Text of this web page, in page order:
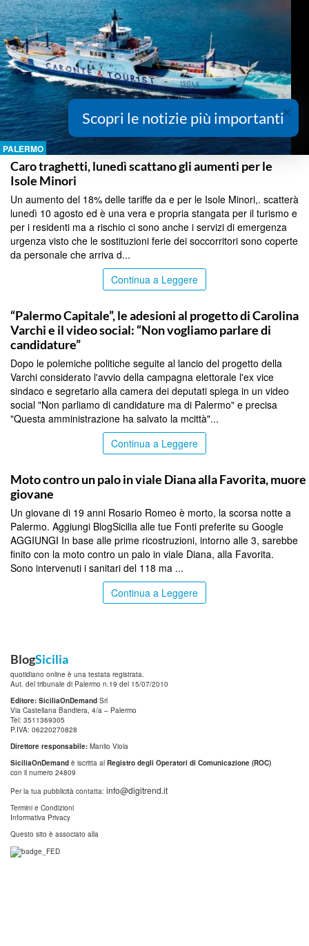
PALERMO
Caro traghetti, lunedì scattano gli aumenti per le
Isole Minori
Un aumento del 18% delle tariffe da e per le Isole Minori,. scatterà
lunedì 10 agosto ed è una vera e propria stangata per il turismo e
per i residenti ma a rischio ci sono anche i servizi di emergenza
urgenza visto che le sostituzioni ferie dei soccorritori sono coperte
da personale che arriva d...
Continua a Leggere
“Palermo Capitale”, le adesioni al progetto di Carolina
Varchi e il video social: “Non vogliamo parlare di
candidature”
Dopo le polemiche politiche seguite al lancio del progetto della
Varchi considerato l'avvio della campagna elettorale l'ex vice
sindaco e segretario alla camera dei deputati spiega in un video
social "Non parliamo di candidature ma di Palermo" e precisa
"Questa amministrazione ha salvato la mcittà"...
Continua a Leggere
Moto contro un palo in viale Diana alla Favorita, muore
giovane
Un giovane di 19 anni Rosario Romeo è morto, la scorsa notte a
Palermo. Aggiungi BlogSicilia alle tue Fonti preferite su Google
AGGIUNGI In base alle prime ricostruzioni, intorno alle 3, sarebbe
finito con la moto contro un palo in viale Diana, alla Favorita.
Sono intervenuti i sanitari del 118 ma ...
Continua a Leggere
BlogSicilia
quotidiano online è una testata registrata.
Aut. del tribunale di Palermo n.19 del 15/07/2010
Editore: SiciliaOnDemand Srl
Via Castellana Bandiera, 4/a – Palermo
Tel: 3511369305
P.IVA: 06220270828
Direttore responsabile: Manlio Viola
SiciliaOnDemand è iscritta al Registro degli Operatori di Comunicazione (ROC)
con il numero 24809
Per la tua pubblicità contatta: info@digitrend.it
Termini e Condizioni
Informativa Privacy
Questo sito è associato alla
×
Scopri le notizie più importanti